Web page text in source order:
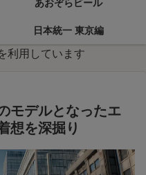
あおぞらビール
日本統一 東京編
利用しています
モデルとなったエ
想を深掘り